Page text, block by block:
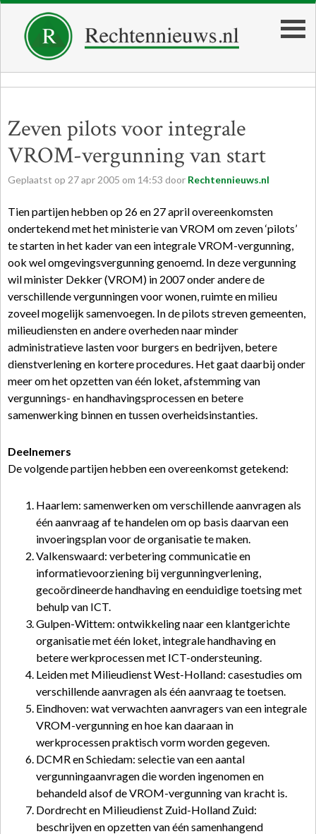
Zeven pilots voor integrale
VROM-vergunning van start
Geplaatst op 27apr 2005 om 14:53 door Rechtennieuws.nl
Tien partijen hebben op 26 en 27 april overeenkomsten
ondertekend met het ministerie van VROM om zeven ‘pilots’
te starten in het kader van een integrale VROM-vergunning,
ook wel omgevingsvergunning genoemd. In deze vergunning
wil minister Dekker (VROM) in 2007 onder andere de
verschillende vergunningen voor wonen, ruimte en milieu
zoveel mogelijk samenvoegen. In de pilots streven gemeenten,
milieudiensten en andere overheden naar minder
administratieve lasten voor burgers en bedrijven, betere
dienstverlening en kortere procedures. Het gaat daarbij onder
meer om het opzetten van één loket, afstemming van
vergunnings- en handhavingsprocessen en betere
samenwerking binnen en tussen overheidsinstanties.
Deelnemers
De volgende partijen hebben een overeenkomst getekend:
Haarlem: samenwerken om verschillende aanvragen als
één aanvraag af te handelen om op basis daarvan een
invoeringsplan voor de organisatie te maken.
Valkenswaard: verbetering communicatie en
informatievoorziening bij vergunningverlening,
gecoördineerde handhaving en eenduidige toetsing met
behulp van ICT.
Gulpen-Wittem: ontwikkeling naar een klantgerichte
organisatie met één loket, integrale handhaving en
betere werkprocessen met ICT-ondersteuning.
Leiden met Milieudienst West-Holland: casestudies om
verschillende aanvragen als één aanvraag te toetsen.
Eindhoven: wat verwachten aanvragers van een integrale
VROM-vergunning en hoe kan daaraan in
werkprocessen praktisch vorm worden gegeven.
DCMR en Schiedam: selectie van een aantal
vergunningaanvragen die worden ingenomen en
behandeld alsof de VROM-vergunning van kracht is.
Dordrecht en Milieudienst Zuid-Holland Zuid:
beschrijven en opzetten van één samenhangend